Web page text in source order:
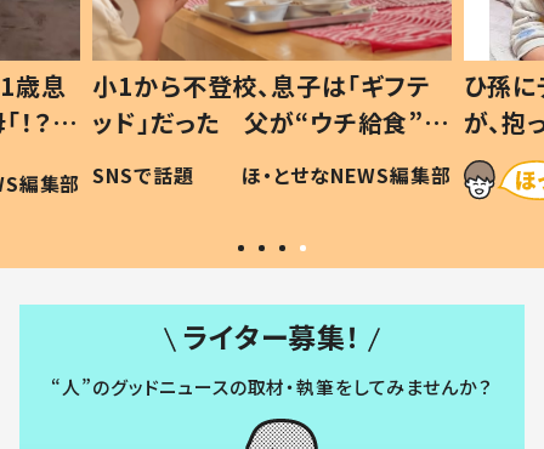
歳息
？」
編集部
小1から不登校、息子は「ギフテ
ッド」だった 父が“ウチ給食”を
作り続ける理由とは #令和の親
#令和の子
SNSで話題 ほ・とせなNEWS編集部
ひ孫
が、
「涙が
い」
ライター募集！
“人”のグッドニュースの取材・執筆をしてみませんか？